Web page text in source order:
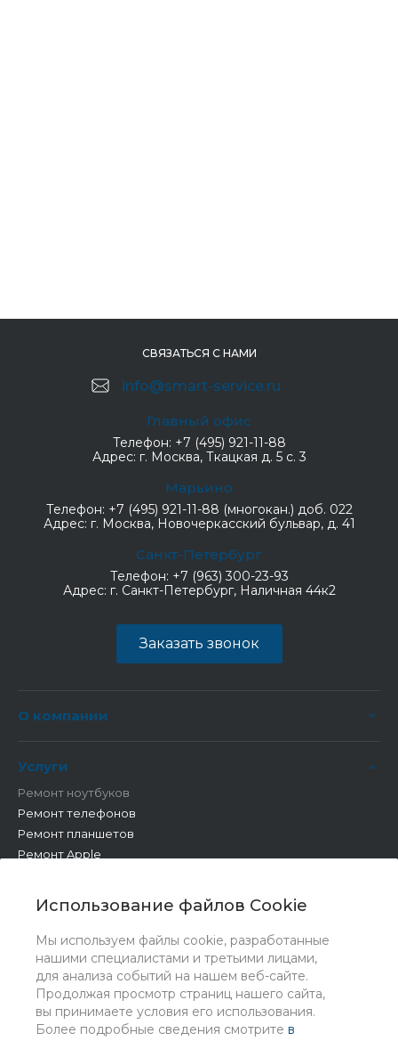
Использование файлов Cookie
Мы используем файлы cookie, разработанные
нашими специалистами и третьими лицами,
для анализа событий на нашем веб-сайте.
Продолжая просмотр страниц нашего сайта,
вы принимаете условия его использования.
Более подробные сведения смотрите в
СВЯЗАТЬСЯ С НАМИ
info@smart-service.ru
Главный офис
Телефон: +7 (495) 921-11-88
Адрес: г. Москва, Ткацкая д. 5 с. 3
Марьино
Телефон: +7 (495) 921-11-88 (многокан.) доб. 022
Адрес: г. Москва, Новочеркасский бульвар, д. 41
Санкт-Петербург
Телефон: +7 (963) 300-23-93
Адрес: г. Санкт-Петербург, Наличная 44к2
Заказать звонок
О компании
Услуги
Ремонт ноутбуков
Ремонт телефонов
Ремонт планшетов
Ремонт Apple